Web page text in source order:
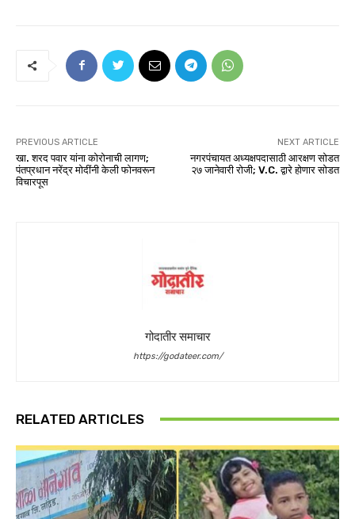
PREVIOUS ARTICLE
खा. शरद पवार यांना कोरोनाची लागण;
पंतप्रधान नरेंद्र मोदींनी केली फोनवरून
विचारपूस
NEXT ARTICLE
नगरपंचायत अध्यक्षपदासाठी आरक्षण सोडत
२७ जानेवारी रोजी; V.C. द्वारे होणार सोडत
गोदातीर समाचार
https://godateer.com/
RELATED ARTICLES